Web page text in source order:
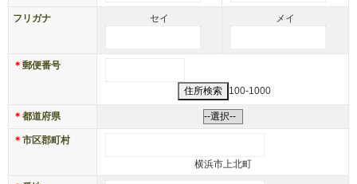
フリガナ セイ メイ
＊ 郵便番号
100-1000
＊ 都道府県
＊ 市区郡町村
横浜市上北町